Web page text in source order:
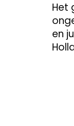
Het
en